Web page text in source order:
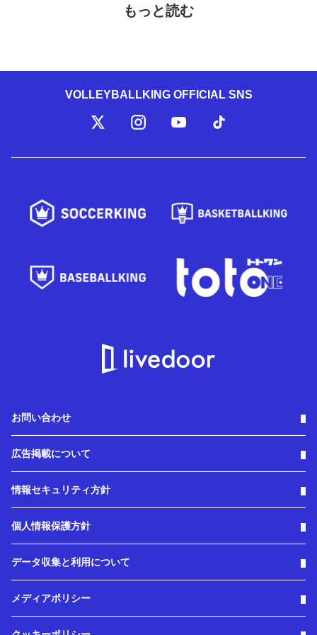
もっと読む
VOLLEYBALLKING OFFICIAL SNS
お問い合わせ
広告掲載について
情報セキュリティ方針
個人情報保護方針
データ収集と利用について
メディアポリシー